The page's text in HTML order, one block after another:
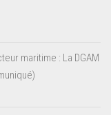
maritime : La DGAM